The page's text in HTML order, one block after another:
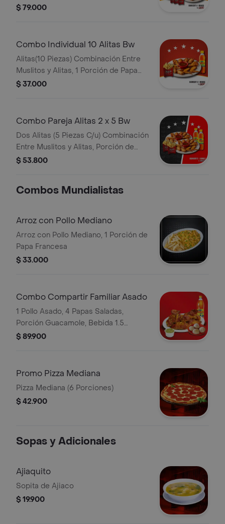
Francesa, Bebida Familiar
$ 79.000
Combo Individual 10 Alitas Bw
Alitas(10 Piezas) Combinación Entre
Muslitos y Alitas, 1 Porción de Papa
Francesa, Bebida Personal
$ 37.000
Combo Pareja Alitas 2 x 5 Bw
Dos Alitas (5 Piezas C/u) Combinación
Entre Muslitos y Alitas, Porción de
Papa Francesa, Dos Bebidas
$ 53.800
Combos Mundialistas
Arroz con Pollo Mediano
Arroz con Pollo Mediano, 1 Porción de
Papa Francesa
$ 33.000
Combo Compartir Familiar Asado
1 Pollo Asado, 4 Papas Saladas,
Porción Guacamole, Bebida 1.5
Postobón
$ 89.900
Promo Pizza Mediana
Pizza Mediana (6 Porciones)
$ 42.900
Sopas y Adicionales
Ajiaquito
Sopita de Ajiaco
$ 19.900